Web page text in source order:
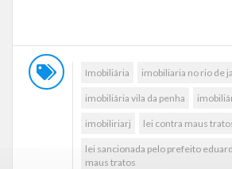
Imobiliária imobiliaria no rio de
imobiliária vila da penha
imobiliriarj lei contra maus
lei sancionada pelo prefeito
maus tratos